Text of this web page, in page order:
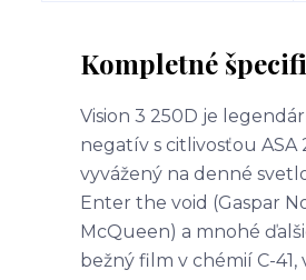
Kompletné
Vision 3 250D je
negatív s citlivosťou
vyvážený na denné
Enter the void (Gaspar
McQueen) a mnohé
bežný film v chémií C-